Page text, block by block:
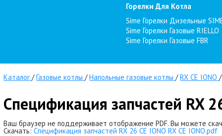
Горелки Для Котла
Sime Горелки Дизельные
Sime Горелки Газовые RIELLO
Sime Горелки Газовые FBR
Каталог /Газовые котлы /Напольные газовые котлы /RX CE IONO /
Спецификация запчастей RX
Ваш браузер не поддерживает отображение PDF. Вы можете
Скачать:Спецификация запчастей RX 26 CE IONO RX CE IONO.pdf